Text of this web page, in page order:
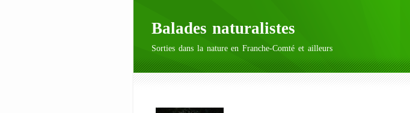
Balades naturalistes
Sorties dans la nature en Franche-Comté et ailleurs